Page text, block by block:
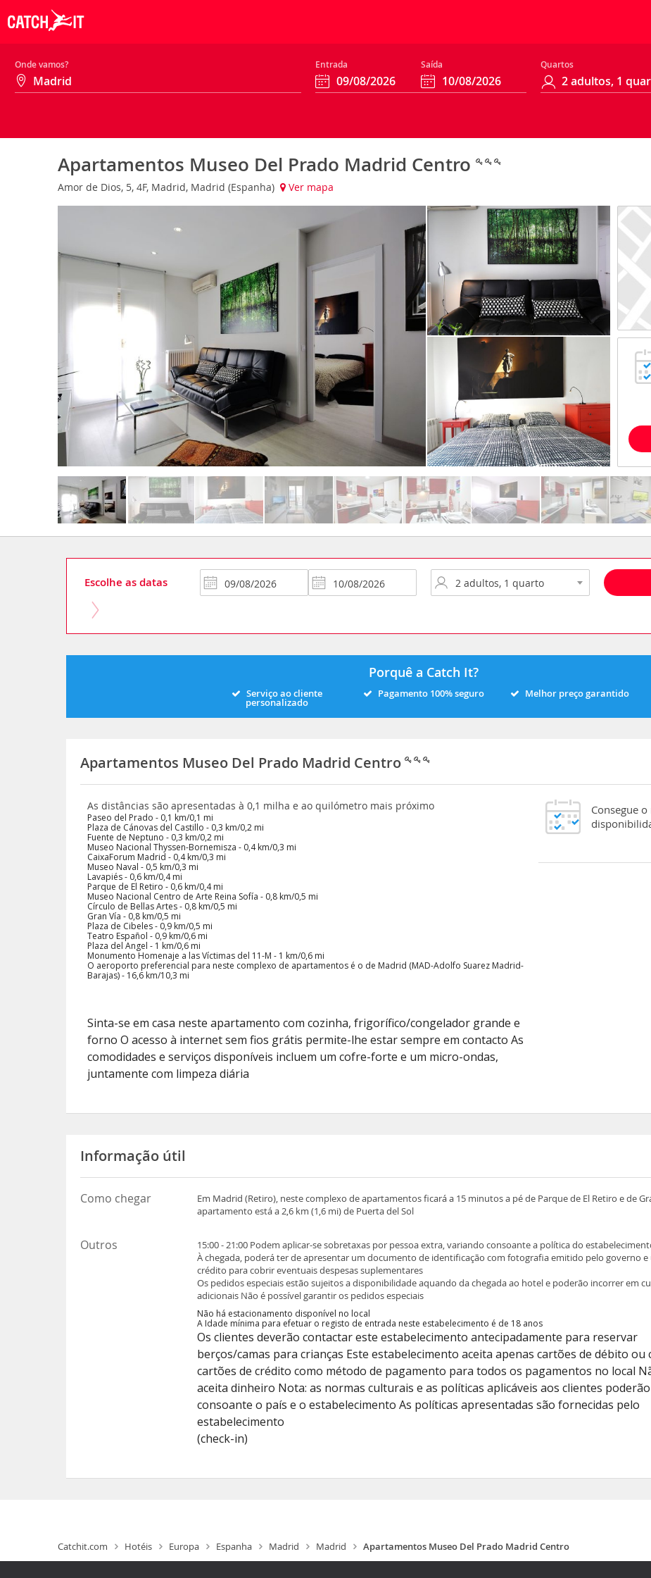
Onde vamos? Entrada Saída Quartos
Apartamentos Museo Del Prado Madrid Centro
Amor de Dios, 5, 4F, Madrid, Madrid (Espanha) Ver mapa
Escolhe as datas
Porquê a Catch It?
Serviço ao cliente
personalizado
Pagamento 100% seguro Melhor preço garantido
Apartamentos Museo Del Prado Madrid Centro
As distâncias são apresentadas à 0,1 milha e ao quilómetro mais próximo
Paseo del Prado - 0,1 km/0,1 mi
Plaza de Cánovas del Castillo - 0,3 km/0,2 mi
Fuente de Neptuno - 0,3 km/0,2 mi
Museo Nacional Thyssen-Bornemisza - 0,4 km/0,3 mi
CaixaForum Madrid - 0,4 km/0,3 mi
Museo Naval - 0,5 km/0,3 mi
Lavapiés - 0,6 km/0,4 mi
Parque de El Retiro - 0,6 km/0,4 mi
Museo Nacional Centro de Arte Reina Sofía - 0,8 km/0,5 mi
Círculo de Bellas Artes - 0,8 km/0,5 mi
Gran Vía - 0,8 km/0,5 mi
Plaza de Cibeles - 0,9 km/0,5 mi
Teatro Español - 0,9 km/0,6 mi
Plaza del Angel - 1 km/0,6 mi
Monumento Homenaje a las Víctimas del 11-M - 1 km/0,6 mi
O aeroporto preferencial para neste complexo de apartamentos é o de Madrid (MAD-Adolfo Suarez Madrid-
Barajas) - 16,6 km/10,3 mi
Sinta-se em casa neste apartamento com cozinha, frigorífico/congelador grande e
forno O acesso à internet sem fios grátis permite-lhe estar sempre em contacto As
comodidades e serviços disponíveis incluem um cofre-forte e um micro-ondas,
juntamente com limpeza diária
Consegue
Informação útil
Como chegar
Em Madrid (Retiro), neste complexo de apartamentos ficará a 15 minutos a pé de Parque de El Retiro e de
apartamento está a 2,6 km (1,6 mi) de Puerta del Sol
Outros
15:00 - 21:00 Podem aplicar-se sobretaxas por pessoa extra, variando consoante a política do
À chegada, poderá ter de apresentar um documento de identificação com fotografia emitido pelo governo
crédito para cobrir eventuais despesas suplementares
Os pedidos especiais estão sujeitos a disponibilidade aquando da chegada ao hotel e poderão incorrer em
adicionais Não é possível garantir os pedidos especiais
Não há estacionamento disponível no local
A Idade mínima para efetuar o registo de entrada neste estabelecimento é de 18 anos
Os clientes deverão contactar este estabelecimento antecipadamente para reservar
berços/camas para crianças Este estabelecimento aceita apenas cartões de débito ou
cartões de crédito como método de pagamento para todos os pagamentos no local
aceita dinheiro Nota: as normas culturais e as políticas aplicáveis aos clientes
consoante o país e o estabelecimento As políticas apresentadas são fornecidas pelo
estabelecimento
(check-in)
Catchit.com Hotéis Europa Espanha Madrid Madrid Apartamentos Museo Del Prado Madrid Centro